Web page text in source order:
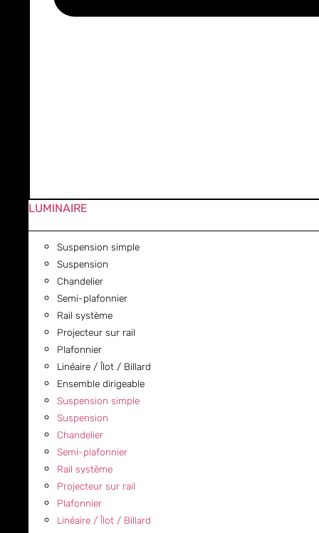
LUMINAIRE
Suspension simple
Suspension
Chandelier
Semi-plafonnier
Rail système
Projecteur sur rail
Plafonnier
Linéaire / Îlot / Billard
Ensemble dirigeable
Suspension simple
Suspension
Chandelier
Semi-plafonnier
Rail système
Projecteur sur rail
Plafonnier
Linéaire / Îlot / Billard